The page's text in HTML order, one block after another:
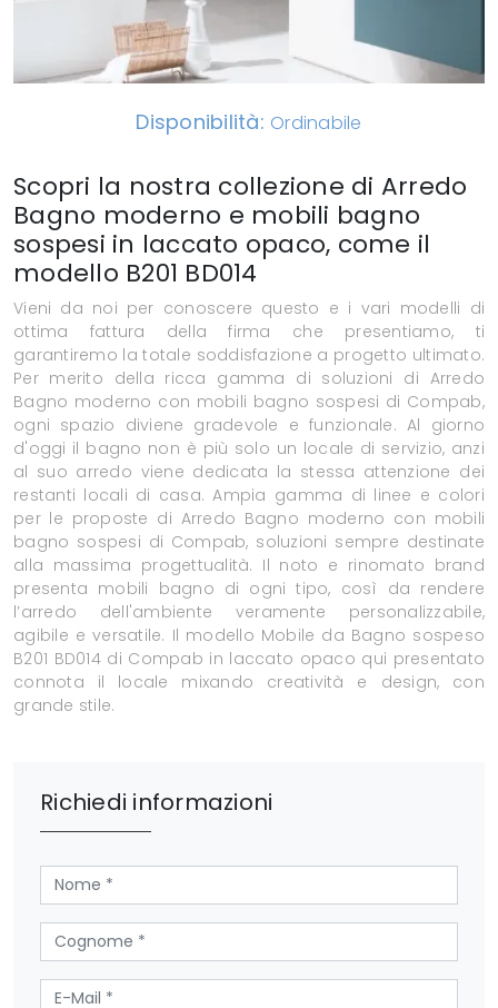
Disponibilità: Ordinabile
Scopri la nostra collezione di Arredo
Bagno moderno e mobili bagno
sospesi in laccato opaco, come il
modello B201 BD014
Vieni da noi per conoscere questo e i vari modelli di
ottima fattura della firma che presentiamo, ti
garantiremo la totale soddisfazione a progetto ultimato.
Per merito della ricca gamma di soluzioni di Arredo
Bagno moderno con mobili bagno sospesi di Compab,
ogni spazio diviene gradevole e funzionale. Al giorno
d'oggi il bagno non è più solo un locale di servizio, anzi
al suo arredo viene dedicata la stessa attenzione dei
restanti locali di casa. Ampia gamma di linee e colori
per le proposte di Arredo Bagno moderno con mobili
bagno sospesi di Compab, soluzioni sempre destinate
alla massima progettualità. Il noto e rinomato brand
presenta mobili bagno di ogni tipo, così da rendere
l’arredo dell'ambiente veramente personalizzabile,
agibile e versatile. Il modello Mobile da Bagno sospeso
B201 BD014 di Compab in laccato opaco qui presentato
connota il locale mixando creatività e design, con
grande stile.
Richiedi informazioni